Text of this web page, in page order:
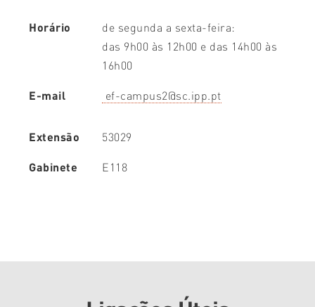
Horário
de segunda a sexta-feira:
das 9h00 às 12h00 e das 14h00 às
16h00
E-mail ef-campus2@sc.ipp.pt
Extensão 53029
Gabinete E118